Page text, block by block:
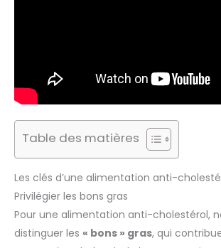
Table des matières
Les clés d’une alimentation anti-
Privilégier les bons gras
Pour une alimentation anti-cholestérol,
distinguer les « bons » gras, qui